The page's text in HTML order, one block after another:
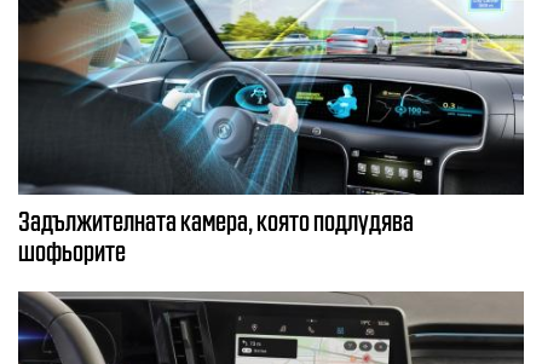
Задължителната камера, която подлудява
шофьорите